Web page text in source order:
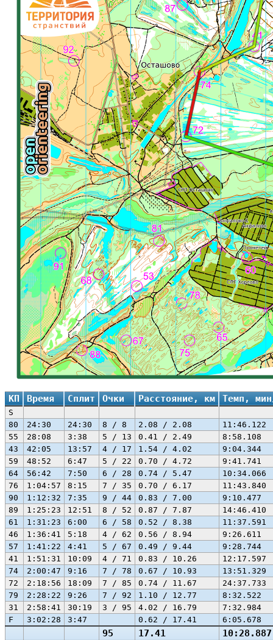
КП Время Сплит Очки Расстояние, км Темп,
95 17.41 10:28.887
S
80
24:30 24:30 8 / 8 2.08 / 2.08
11:46.122
55
28:08 3:38 5 / 13 0.41 / 2.49
8:58.108
43
42:05 13:57 4 / 17 1.54 / 4.02
9:04.344
59
48:52 6:47 5 / 22 0.70 / 4.72
9:41.741
64
56:42 7:50 6 / 28 0.74 / 5.47
10:34.066
76
1:04:57 8:15 7 / 35 0.70 / 6.17
11:43.840
90
1:12:32 7:35 9 / 44 0.83 / 7.00
9:10.477
89
1:25:23 12:51 8 / 52 0.87 / 7.87
14:46.410
61
1:31:23 6:00 6 / 58 0.52 / 8.38
11:37.591
46
1:36:41 5:18 4 / 62 0.56 / 8.94
9:26.611
57
1:41:22 4:41 5 / 67 0.49 / 9.44
9:28.744
41
1:51:31 10:09 4 / 71 0.83 / 10.26
12:17.597
74
2:00:47 9:16 7 / 78 0.67 / 10.93
13:51.329
72
2:18:56 18:09 7 / 85 0.74 / 11.67
24:37.733
79
2:28:22 9:26 7 / 92 1.10 / 12.77
8:32.522
31
2:58:41 30:19 3 / 95 4.02 / 16.79
7:32.984
F
3:02:28 3:47 0.62 / 17.41 6:05.678